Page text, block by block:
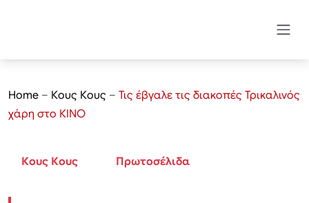
Home – Κους Κους – Τις έβγαλε τις διακοπές Τρικαλινός
χάρη στο ΚΙΝΟ
Κους Κους Πρωτοσέλιδα